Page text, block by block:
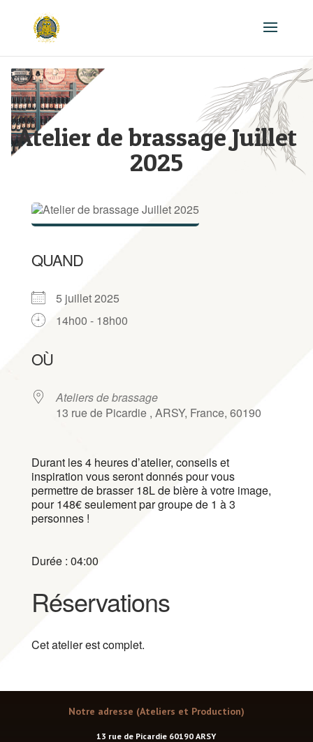
Atelier de brassage Juillet
2025
QUAND
5 juillet 2025
14h00 - 18h00
OÙ
Ateliers de brassage
13 rue de Picardie , ARSY, France, 60190
Durant les 4 heures d’atelier, conseils et
inspiration vous seront donnés pour vous
permettre de brasser 18L de bière à votre image,
pour 148€ seulement par groupe de 1 à 3
personnes !
Durée : 04:00
Réservations
Cet atelier est complet.
Notre adresse (Ateliers et Production)
13 rue de Picardie 60190 ARSY